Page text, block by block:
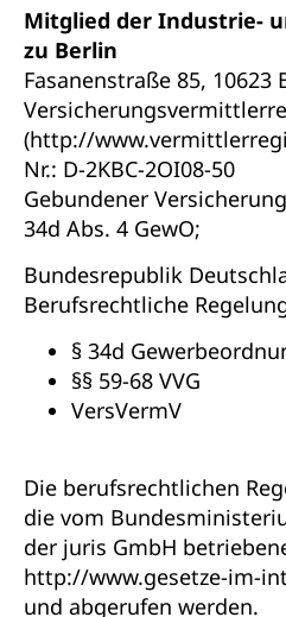
Mitglied der Industrie-
zu Berlin
Fasanenstraße 85, 10623
(http://
Nr.: D-2KBC-2OI08-50
Gebundener
34d Abs. 4 GewO;
Bundesrepublik
Berufsrechtliche
§ 34d
§§ 59-68 VVG
VersVermV
Die berufsrechtlichen
die vom
der juris GmbH
http://www.gesetze-im-
und abgerufen werden.